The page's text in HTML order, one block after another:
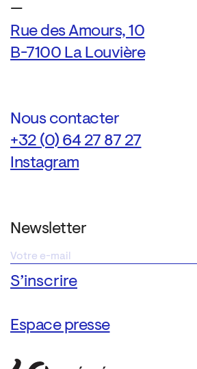
—
Rue des Amours, 10
B-7100 La Louvière
Nous contacter
+32 (0) 64 27 87 27
Instagram
Newsletter
Espace presse